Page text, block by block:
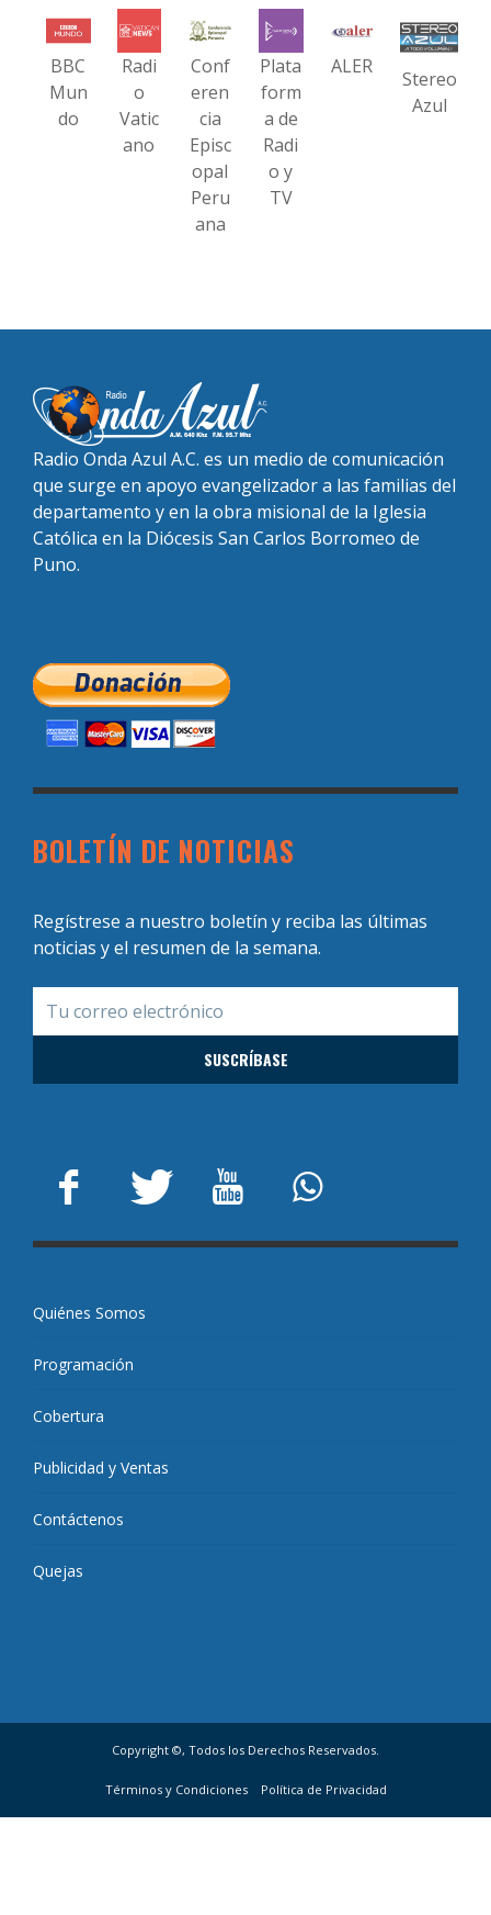
BBC
Mun
do
Radi
o
Vatic
ano
Conf
eren
cia
Episc
opal
Peru
ana
Plata
form
a de
Radi
o y
TV
ALER
Stereo
Azul
Radio Onda Azul A.C. es un medio de comunicación
que surge en apoyo evangelizador a las familias del
departamento y en la obra misional de la Iglesia
Católica en la Diócesis San Carlos Borromeo de
Puno.
BOLETÍN DE NOTICIAS
Regístrese a nuestro boletín y reciba las últimas
noticias y el resumen de la semana.
Quiénes Somos
Programación
Cobertura
Publicidad y Ventas
Contáctenos
Quejas
Copyright ©, Todos los Derechos Reservados.
Términos y Condiciones Política de Privacidad